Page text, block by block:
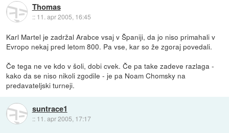
Thomas
:: 11. apr 2005, 16:45
Karl Martel je zadržal Arabce vsaj v Španiji, da jo niso primahali v
Evropo nekaj pred letom 800. Pa vse, kar so že zgoraj povedali.
Če tega ne ve kdo v šoli, dobi cvek. Če pa take zadeve razlaga -
kako da se niso nikoli zgodile - je pa Noam Chomsky na
predavateljski turneji.
suntrace1
:: 11. apr 2005, 17:17